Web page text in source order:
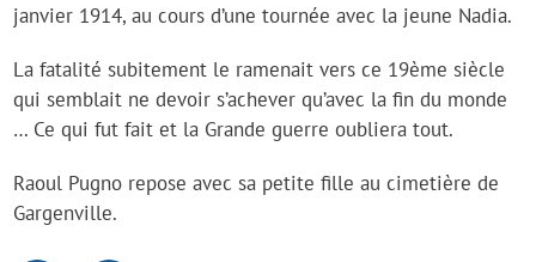
janvier 1914, au cours d’une tournée avec la jeune Nadia.
La fatalité subitement le ramenait vers ce 19ème siècle
qui semblait ne devoir s’achever qu’avec la fin du monde
… Ce qui fut fait et la Grande guerre oubliera tout.
Raoul Pugno repose avec sa petite fille au cimetière de
Gargenville.